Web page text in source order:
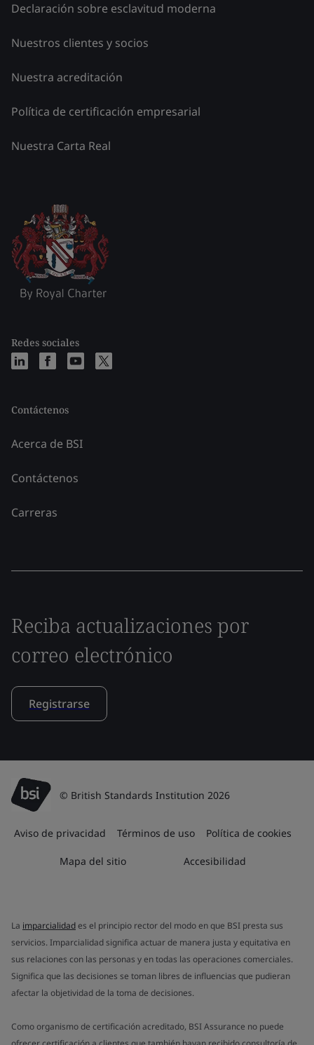
Declaración sobre esclavitud moderna
Nuestros clientes y socios
Nuestra acreditación
Política de certificación empresarial
Nuestra Carta Real
Redes sociales
Contáctenos
Acerca de BSI
Contáctenos
Carreras
Reciba actualizaciones por
correo electrónico
Registrarse
© British Standards Institution 2026
Aviso de privacidad Términos de uso Política de cookies
Mapa del sitio Accesibilidad
La imparcialidades el principio rector del modo en que BSI presta sus
servicios. Imparcialidad significa actuar de manera justa y equitativa en
sus relaciones con las personas y en todas las operaciones comerciales.
Significa que las decisiones se toman libres de influencias que pudieran
afectar la objetividad de la toma de decisiones.
Como organismo de certificación acreditado, BSI Assurance no puede